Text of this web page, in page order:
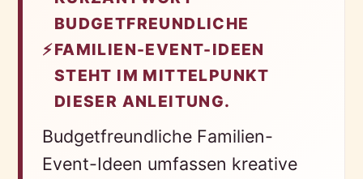
⚡
BUDGETFREUNDLICHE
FAMILIEN-EVENT-IDEEN
STEHT IM MITTELPUNKT
DIESER ANLEITUNG.
Budgetfreundliche Familien-
Event-Ideen umfassen kreative